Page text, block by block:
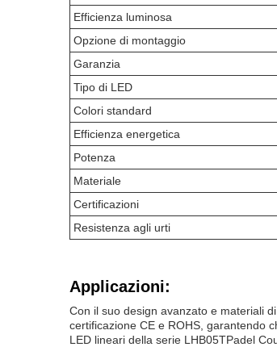
Efficienza luminosa
Opzione di montaggio
Garanzia
Tipo di LED
Colori standard
Efficienza energetica
Potenza
Materiale
Certificazioni
Resistenza agli urti
Applicazioni:
Con il suo design avanzato e materiali
certificazione CE e ROHS, garantendo
LED lineari della serie LHB05TPadel